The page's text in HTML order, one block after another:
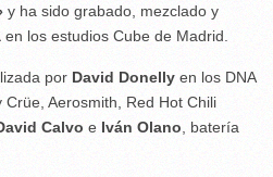
y ha sido grabado, mezclado y
en los estudios Cube de Madrid.
por David Donelly en los DNA
Aerosmith, Red Hot Chili
Calvo e Iván Olano , batería